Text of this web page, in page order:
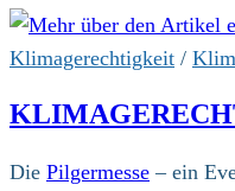
Klimagerechtigkeit /
Die Pilgermesse – ein